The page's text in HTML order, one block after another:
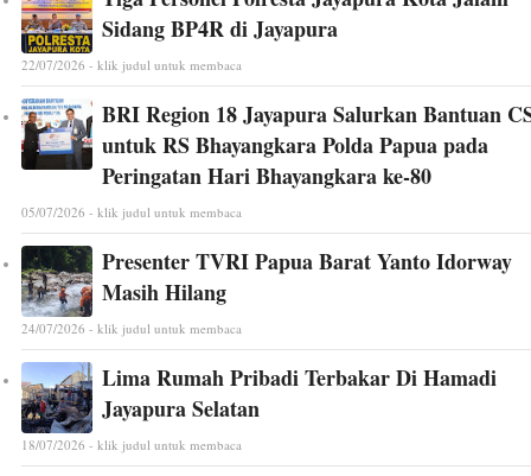
Sidang BP4R di Jayapura
22/07/2026 - klik judul untuk membaca
BRI Region 18 Jayapura Salurkan Bantuan
untuk RS Bhayangkara Polda Papua pada
Peringatan Hari Bhayangkara ke-80
05/07/2026 - klik judul untuk membaca
Presenter TVRI Papua Barat Yanto Idorway
Masih Hilang
24/07/2026 - klik judul untuk membaca
Lima Rumah Pribadi Terbakar Di Hamadi
Jayapura Selatan
18/07/2026 - klik judul untuk membaca